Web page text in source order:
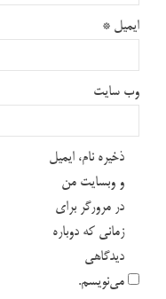
ایمیل *
وب‌ سایت
ذخیره نام، ایمیل
و وبسایت من
در مرورگر برای
زمانی که دوباره
دیدگاهی
می‌نویسم.